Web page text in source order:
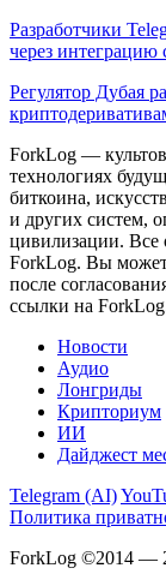
Разработчики
через интеграцию
Регулятор Дубая
ForkLog —
технологиях
биткоина,
и других систем,
цивилизации. Все
ForkLog. Вы
после
ссылки на
Новости
Аудио
Лонгриды
Крипториум
ИИ
Дайджест
Telegram (AI)
Политика
ForkLog ©2014 —